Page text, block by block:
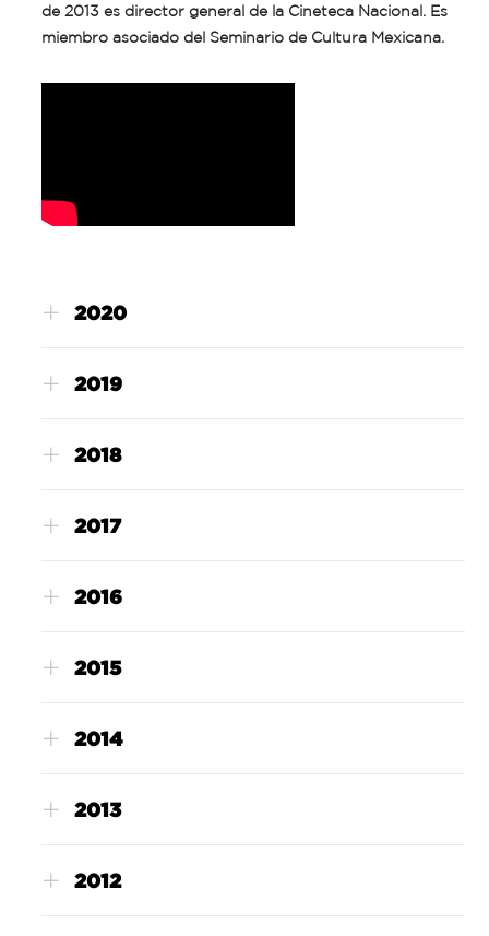
de 2013 es director general de la Cineteca Nacional. Es
miembro asociado del Seminario de Cultura Mexicana.
2020
2019
2018
2017
2016
2015
2014
2013
2012